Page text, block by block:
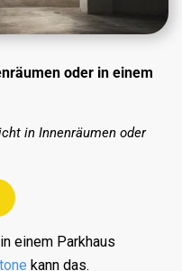
oder in einem
in Innenräumen oder
einem Parkhaus
kann das.